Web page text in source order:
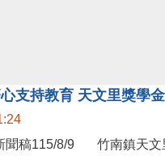
南鎮天文里辦公處今(9)日